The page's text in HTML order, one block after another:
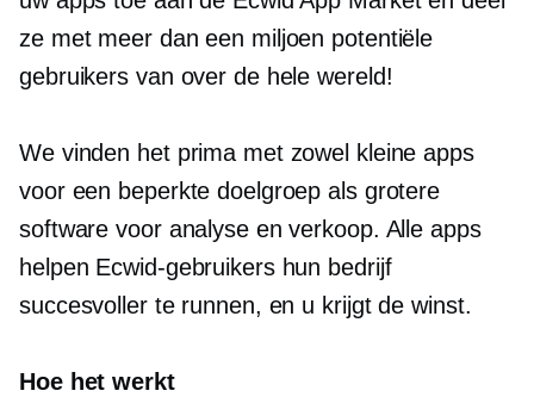
ze met meer dan een miljoen potentiële
gebruikers van over de hele wereld!
We vinden het prima met zowel kleine apps
voor een beperkte doelgroep als grotere
software voor analyse en verkoop. Alle apps
helpen Ecwid-gebruikers hun bedrijf
succesvoller te runnen, en u krijgt de winst.
Hoe het werkt